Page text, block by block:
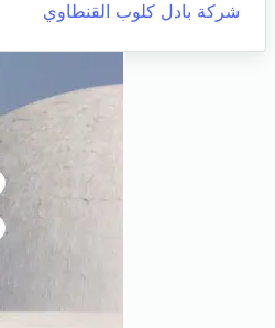
شركة بادل كلوب القنطاوي